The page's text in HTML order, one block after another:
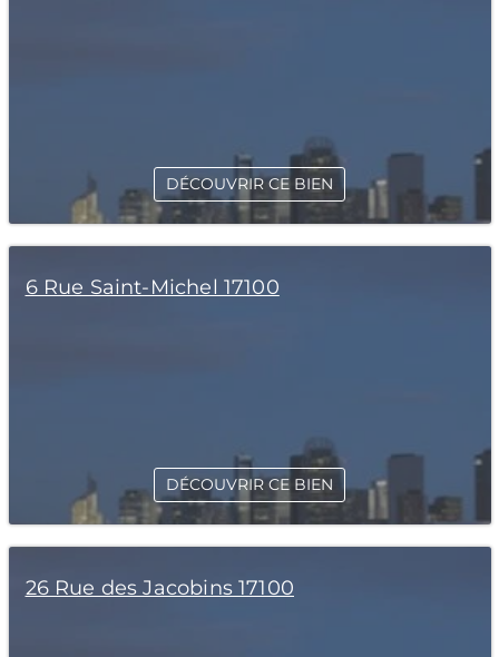
DÉCOUVRIR CE BIEN
6 Rue Saint-Michel 17100
DÉCOUVRIR CE BIEN
26 Rue des Jacobins 17100